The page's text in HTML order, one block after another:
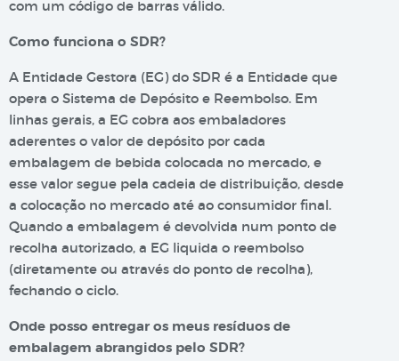
com um código de barras válido.
Como funciona o SDR?
A Entidade Gestora (EG) do SDR é a Entidade que
opera o Sistema de Depósito e Reembolso. Em
linhas gerais, a EG cobra aos embaladores
aderentes o valor de depósito por cada
embalagem de bebida colocada no mercado, e
esse valor segue pela cadeia de distribuição, desde
a colocação no mercado até ao consumidor final.
Quando a embalagem é devolvida num ponto de
recolha autorizado, a EG liquida o reembolso
(diretamente ou através do ponto de recolha),
fechando o ciclo.
Onde posso entregar os meus resíduos de
embalagem abrangidos pelo SDR?